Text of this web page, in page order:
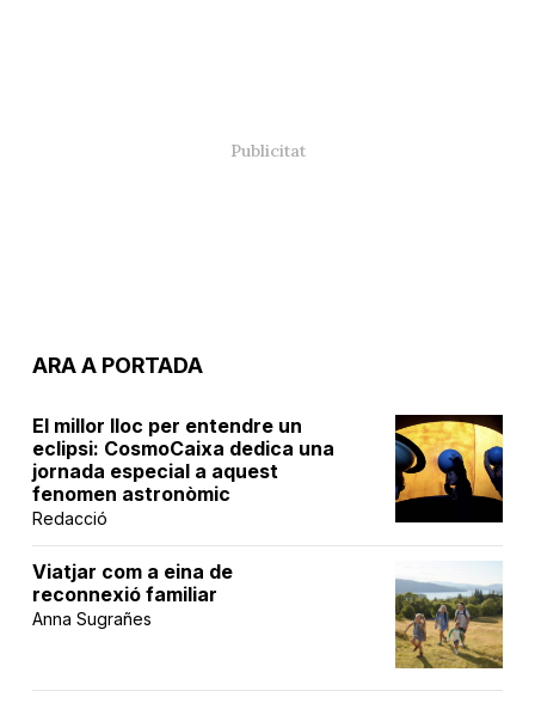
ARA A PORTADA
El millor lloc per entendre un
eclipsi: CosmoCaixa dedica una
jornada especial a aquest
fenomen astronòmic
Redacció
Viatjar com a eina de
reconnexió familiar
Anna Sugrañes